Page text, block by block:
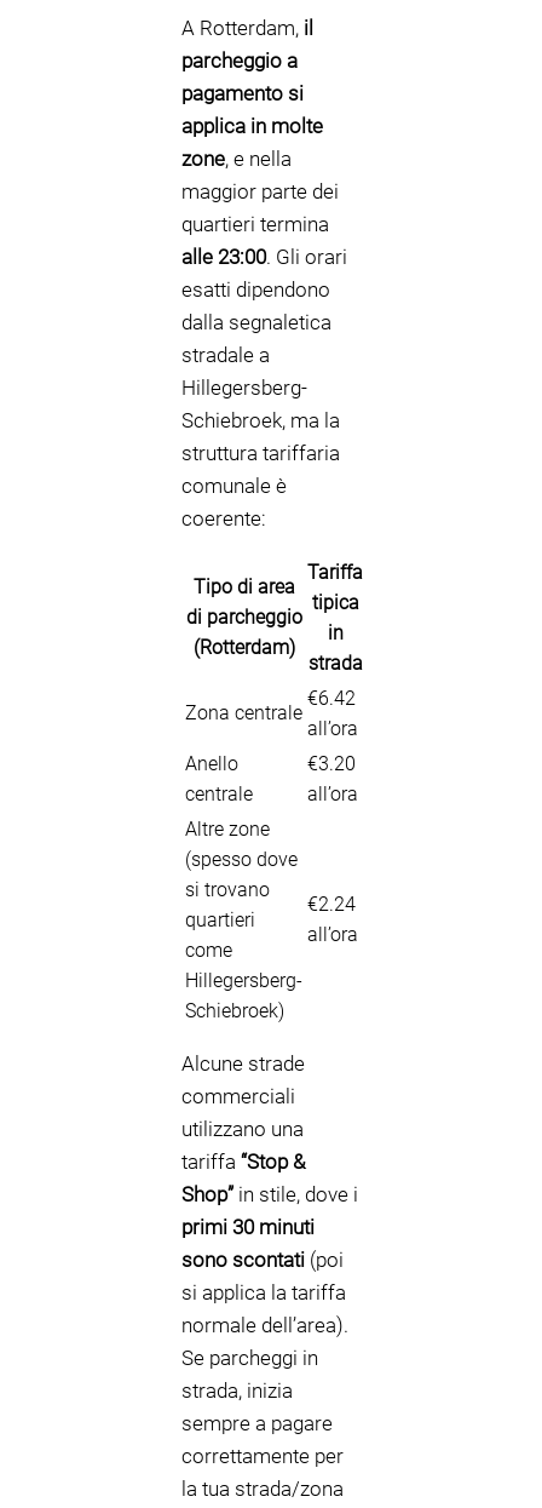
A Rotterdam, il
parcheggio a
pagamento si
applica in molte
zone, e nella
maggior parte dei
quartieri termina
alle 23:00. Gli orari
esatti dipendono
dalla segnaletica
stradale a
Hillegersberg-
Schiebroek, ma la
struttura tariffaria
comunale è
coerente:
Tipo di area
di parcheggio
(Rotterdam)
Tariffa
tipica
in
strada
Zona centrale
€6.42
all’ora
Anello
centrale
€3.20
all’ora
Altre zone
(spesso dove
si trovano
quartieri
come
Hillegersberg-
Schiebroek)
€2.24
all’ora
Alcune strade
commerciali
utilizzano una
tariffa “Stop &
Shop” in stile, dove i
primi 30 minuti
sono scontati (poi
si applica la tariffa
normale dell’area).
Se parcheggi in
strada, inizia
sempre a pagare
correttamente per
la tua strada/zona